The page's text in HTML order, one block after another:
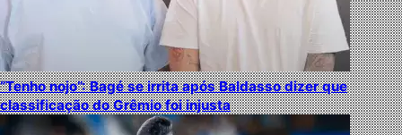
“Tenho nojo”: Bagé se irrita após Baldasso dizer que
classificação do Grêmio foi injusta